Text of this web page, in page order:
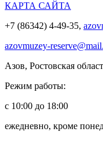
КАРТА САЙТА
+7 (86342) 4-49-35,
azovmuzey-
Азов, Ростовская
Режим работы:
с 10:00 до 18:00
ежедневно, кроме